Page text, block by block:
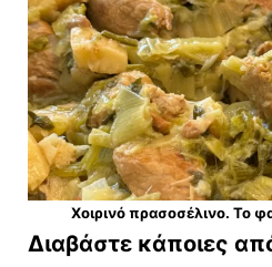
Χοιρινό πρασοσέλινο. Το
Διαβάστε κάποιες